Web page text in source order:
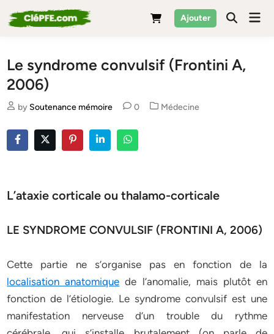
to
Ajouter
Le syndrome convulsif (Frontini A,
2006)
by Soutenance mémoire 0
Posted
Médecine
L’ataxie corticale ou thalamo-corticale
LE SYNDROME CONVULSIF (FRONTINI A, 2006)
Cette partie ne s’organise pas en fonction de la
localisation anatomique de l’anomalie, mais plutôt en
fonction de l’étiologie. Le syndrome convulsif est une
manifestation nerveuse d’un trouble du rythme